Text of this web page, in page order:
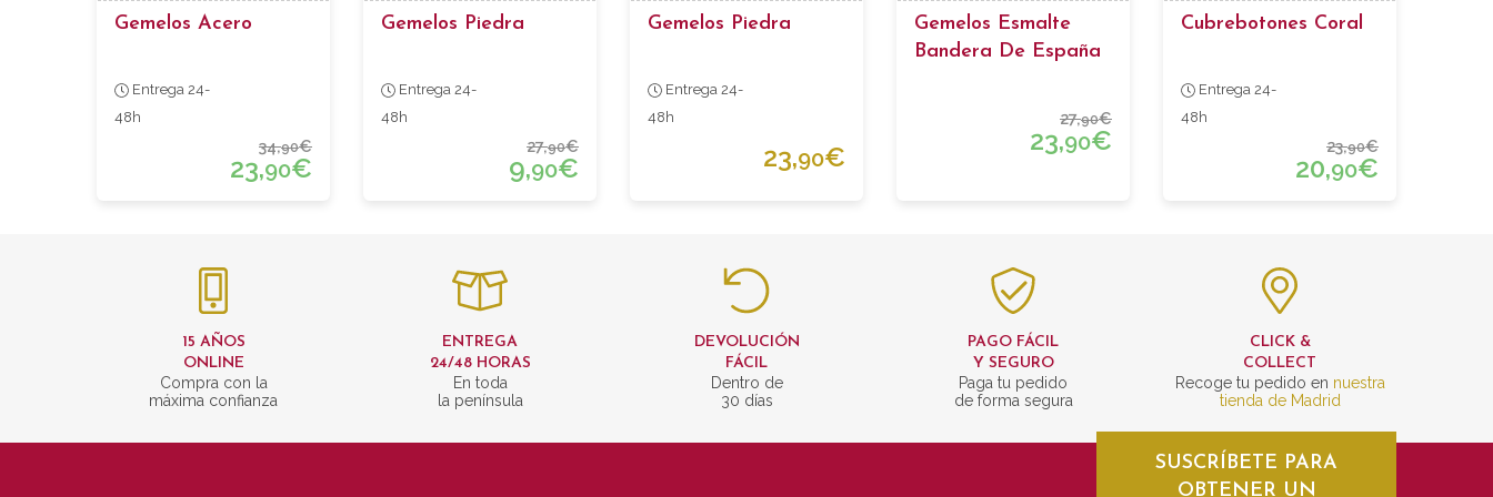
Gemelos Acero
Entrega 24-
48h
34,90€
23,90€
Gemelos Piedra
Entrega 24-
48h
27,90€
9,90€
Gemelos Piedra
Entrega 24-
48h
23,90€
Gemelos Esmalte
Bandera De España
27,90€
23,90€
Cubrebotones Coral
Entrega 24-
48h
23,90€
20,90€
15 AÑOS
ONLINE
Compra con la
máxima confianza
ENTREGA
24/48 HORAS
En toda
la península
DEVOLUCIÓN
FÁCIL
Dentro de
30 días
PAGO FÁCIL
Y SEGURO
Paga tu pedido
de forma segura
CLICK &
COLLECT
Recoge tu pedido en nuestra
tienda de Madrid
SUSCRÍBETE PARA
OBTENER UN